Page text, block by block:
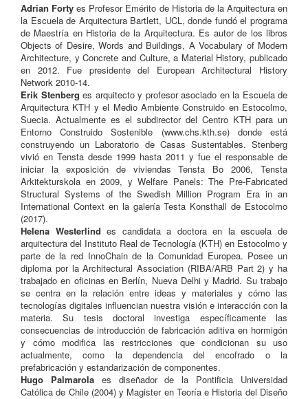
Adrian Forty es Profesor Emérito de Historia de la Arquitectura en
la Escuela de Arquitectura Bartlett, UCL, donde fundó el programa
de Maestría en Historia de la Arquitectura. Es autor de los libros
Objects of Desire, Words and Buildings, A Vocabulary of Modern
Architecture, y Concrete and Culture, a Material History, publicado
en 2012. Fue presidente del European Architectural History
Network 2010-14.
Erik Stenberg es arquitecto y profesor asociado en la Escuela de
Arquitectura KTH y el Medio Ambiente Construido en Estocolmo,
Suecia. Actualmente es el subdirector del Centro KTH para un
Entorno Construido Sostenible (www.chs.kth.se) donde está
construyendo un Laboratorio de Casas Sustentables. Stenberg
vivió en Tensta desde 1999 hasta 2011 y fue el responsable de
iniciar la exposición de viviendas Tensta Bo 2006, Tensta
Arkitekturskola en 2009, y Welfare Panels: The Pre-Fabricated
Structural Systems of the Swedish Million Program Era in an
International Context en la galería Testa Konsthall de Estocolmo
(2017).
Helena Westerlind es candidata a doctora en la escuela de
arquitectura del Instituto Real de Tecnología (KTH) en Estocolmo y
parte de la red InnoChain de la Comunidad Europea. Posee un
diploma por la Architectural Association (RIBA/ARB Part 2) y ha
trabajado en oficinas en Berlín, Nueva Delhi y Madrid. Su trabajo
se centra en la relación entre ideas y materiales y cómo las
tecnologías digitales influencian nuestra visión e interacción con la
materia. Su tesis doctoral investiga específicamente las
consecuencias de introducción de fabricación aditiva en hormigón
y cómo modifica las restricciones que condicionan su uso
actualmente, como la dependencia del encofrado o la
prefabricación y estandarización de componentes.
Hugo Palmarolaes diseñador de la Pontificia Universidad
Católica de Chile (2004) y Magister en Teoría e Historia del Diseño